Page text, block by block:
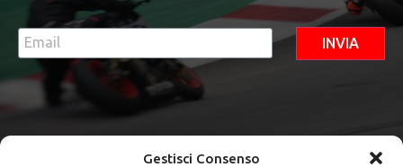
Gestisci Consenso
INVIA